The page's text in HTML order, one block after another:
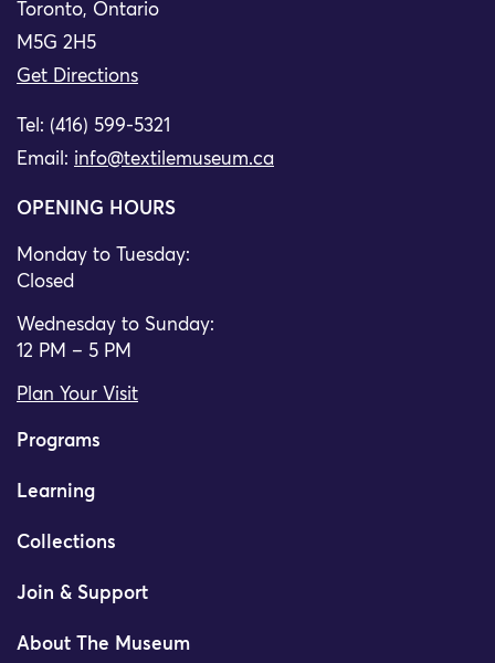
Toronto, Ontario
M5G 2H5
Get Directions
Tel: (416) 599-5321
Email: info@textilemuseum.ca
OPENING HOURS
Monday to Tuesday:
Closed
Wednesday to Sunday:
12 PM – 5 PM
Plan Your Visit
Programs
Learning
Collections
Join & Support
About The Museum